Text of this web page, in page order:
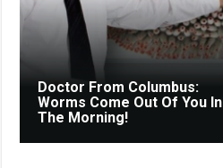
s
n
i
i
t
Doctor From Columbus:
Worms Come Out Of You In
The Morning!